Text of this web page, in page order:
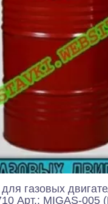
эксплуатационные
ранних выпусков.
газовых
Арт.: MIGAS-005